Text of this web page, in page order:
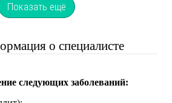
Показать ещё
о специалисте
следующих заболеваний: